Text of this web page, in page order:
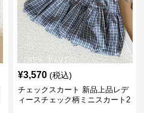
¥3,570 (税込)
チェックスカート 新品上品レデ
ィースチェック柄ミニスカート2